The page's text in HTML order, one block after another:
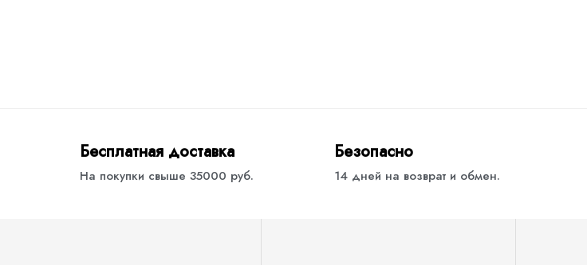
Бесплатная доставка
На покупки свыше 35000 руб.
Безопасно
14 дней на возврат и обмен.